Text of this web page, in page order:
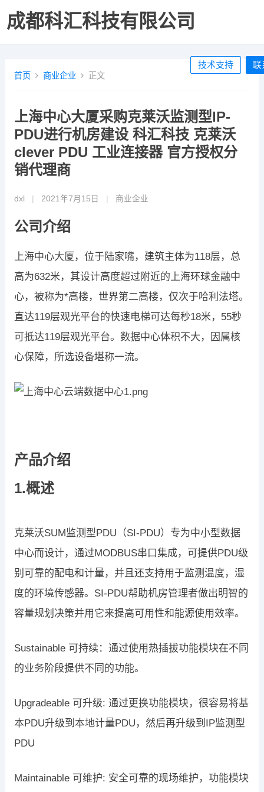
成都科汇科技有限公司
技术支持 联
首页 商业企业 正文
上海中心大厦采购克莱沃监测型IP-
PDU进行机房建设 科汇科技 克莱沃
clever PDU 工业连接器 官方授权分
销代理商
dxl 2021年7月15日 商业企业
公司介绍
上海中心大厦，位于陆家嘴，建筑主体为118层，总
高为632米，其设计高度超过附近的上海环球金融中
心，被称为*高楼，世界第二高楼，仅次于哈利法塔。
直达119层观光平台的快速电梯可达每秒18米，55秒
可抵达119层观光平台。数据中心体积不大，因属核
心保障，所选设备堪称一流。
产品介绍
1.概述
克莱沃SUM监测型PDU（SI-PDU）专为中小型数据
中心而设计，通过MODBUS串口集成，可提供PDU级
别可靠的配电和计量，并且还支持用于监测温度，湿
度的环境传感器。SI-PDU帮助机房管理者做出明智的
容量规划决策并用它来提高可用性和能源使用效率。
Sustainable 可持续：通过使用热插拔功能模块在不同
的业务阶段提供不同的功能。
Upgradeable 可升级: 通过更换功能模块，很容易将基
本PDU升级到本地计量PDU，然后再升级到IP监测型
PDU
Maintainable 可维护: 安全可靠的现场维护，功能模块